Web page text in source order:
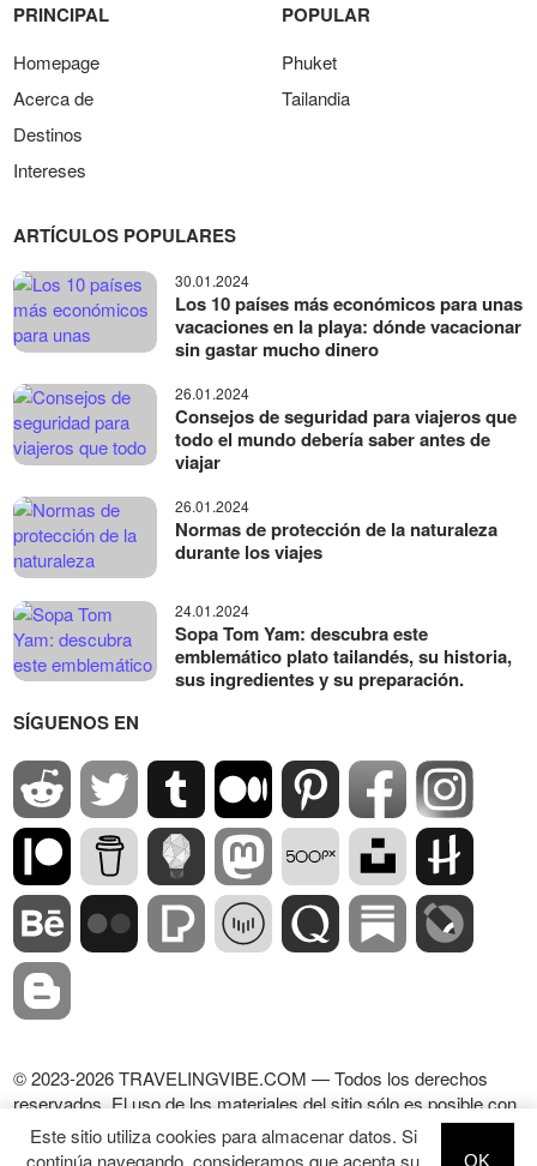
PRINCIPAL
Homepage
Acerca de
Destinos
Intereses
POPULAR
Phuket
Tailandia
ARTÍCULOS POPULARES
30.01.2024
Los 10 países más económicos para unas
vacaciones en la playa: dónde vacacionar
sin gastar mucho dinero
26.01.2024
Consejos de seguridad para viajeros que
todo el mundo debería saber antes de
viajar
26.01.2024
Normas de protección de la naturaleza
durante los viajes
24.01.2024
Sopa Tom Yam: descubra este
emblemático plato tailandés, su historia,
sus ingredientes y su preparación.
SÍGUENOS EN
© 2023-2026 TRAVELINGVIBE.COM — Todos los derechos
reservados. El uso de los materiales del sitio sólo es posible con
un enlace dofollow activo al sitio.
Este sitio utiliza cookies para almacenar datos. Si
continúa navegando, consideramos que acepta su
OK